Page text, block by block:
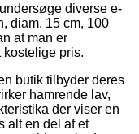
diverse e-
diam. 15 cm, 100
at man er
kostelige pris.
butik tilbyder deres
hamrende lav,
der viser en
alt en del af et